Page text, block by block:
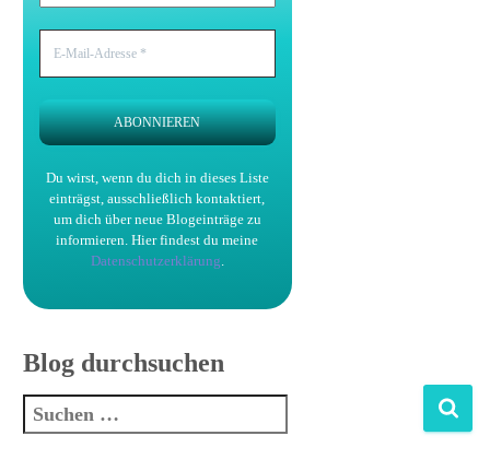
Du wirst, wenn du dich in dieses Liste
einträgst, ausschließlich kontaktiert,
um dich über neue Blogeinträge zu
informieren.Hier findest du meine
Datenschutzerklärung.
Blog durchsuchen